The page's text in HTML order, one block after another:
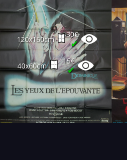
120x160cm
30€
✔
40x60cm
15€
✔